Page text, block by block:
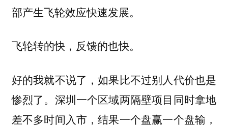
部产生飞轮效应快速发展。
飞轮转的快，反馈的也快。
好的我就不说了，如果比不过别人代价也是
惨烈了。深圳一个区域两隔壁项目同时拿地
差不多时间入市，结果一个盘赢一个盘输，